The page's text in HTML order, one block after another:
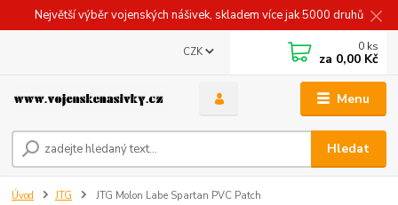
Největší výběr vojenských nášivek, skladem více jak 5000 druhů
Menu
CZK
Hledat
0 ks
za 0,00 Kč
Úvod JTG JTG Molon Labe Spartan PVC Patch